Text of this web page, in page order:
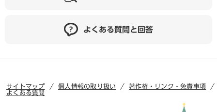
よくある質問と回答
サイトマップ 個人情報の取り扱い
著作権・リンク・免責事項
よくある質問